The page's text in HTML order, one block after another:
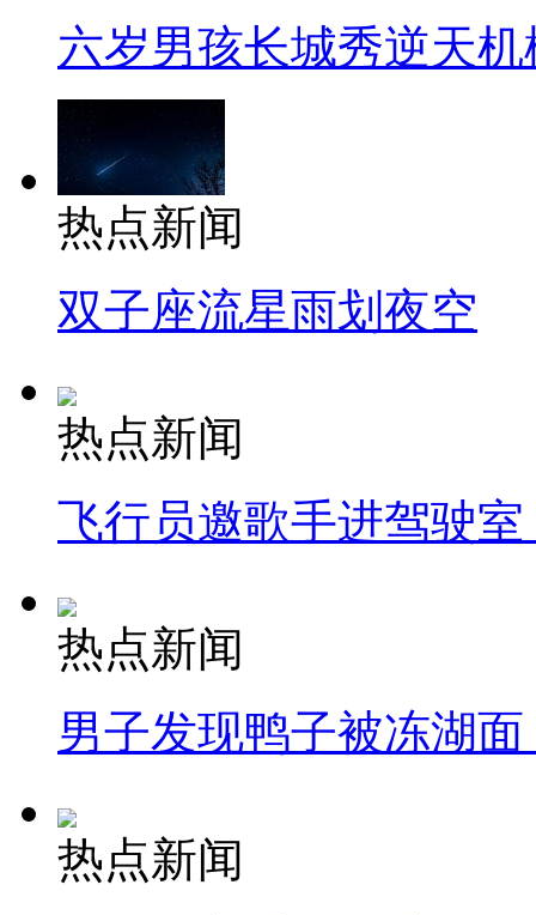
六岁男孩长城秀逆天机
热点新闻
双子座流星雨划夜空
热点新闻
飞行员邀歌手进驾驶
热点新闻
男子发现鸭子被冻湖
热点新闻